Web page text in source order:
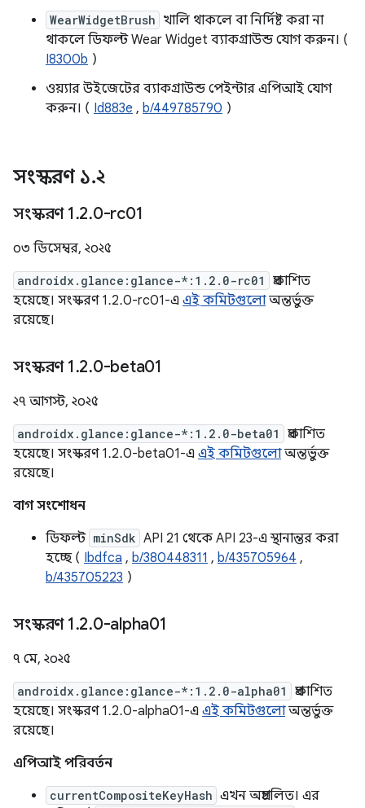
WearWidgetBrush খালি থাকলে বা নির্দিষ্ট করা না
থাকলে ডিফল্ট Wear Widget ব্যাকগ্রাউন্ড যোগ করুন। (
I8300b )
ওয়্যার উইজেটের ব্যাকগ্রাউন্ড পেইন্টার এপিআই যোগ
করুন। ( Id883e , b/449785790 )
সংস্করণ ১.২
সংস্করণ 1.2.0-rc01
০৩ ডিসেম্বর, ২০২৫
androidx.glance:glance-*:1.2.0-rc01
প্রকাশিত
হয়েছে। সংস্করণ 1.2.0-rc01-এ এই কমিটগুলোঅন্তর্ভুক্ত
রয়েছে।
সংস্করণ 1.2.0-beta01
২৭ আগস্ট, ২০২৫
androidx.glance:glance-*:1.2.0-beta01
প্রকাশিত
হয়েছে। সংস্করণ 1.2.0-beta01-এ এই কমিটগুলোঅন্তর্ভুক্ত
রয়েছে।
বাগ সংশোধন
ডিফল্ট minSdk API 21 থেকে API 23-এ স্থানান্তর করা
হচ্ছে ( Ibdfca , b/380448311 , b/435705964 ,
b/435705223 )
সংস্করণ 1.2.0-alpha01
৭ মে, ২০২৫
androidx.glance:glance-*:1.2.0-alpha01
প্রকাশিত
হয়েছে। সংস্করণ 1.2.0-alpha01-এ এই কমিটগুলোঅন্তর্ভুক্ত
রয়েছে।
এপিআই পরিবর্তন
currentCompositeKeyHash এখন অপ্রচলিত। এর